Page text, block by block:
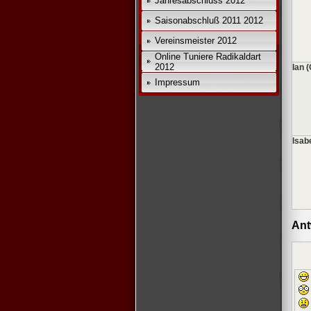
Saisonabschluß 2011 2012
Vereinsmeister 2012
Online Tuniere Radikaldart
2012
Impressum
Ian